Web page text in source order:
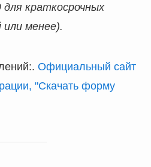
для краткосрочных
или менее).
Официальный сайт
"Скачать форму